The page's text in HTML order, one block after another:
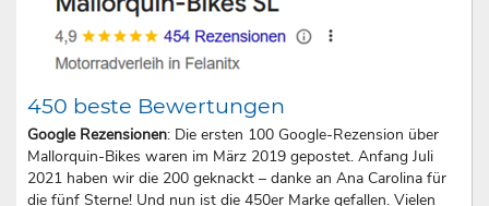
450 beste Bewertungen
Google Rezensionen: Die ersten 100 Google-Rezension über
Mallorquin-Bikes waren im März 2019 gepostet. Anfang Juli
2021 haben wir die 200 geknackt – danke an Ana Carolina für
die fünf Sterne! Und nun ist die 450er Marke gefallen. Vielen